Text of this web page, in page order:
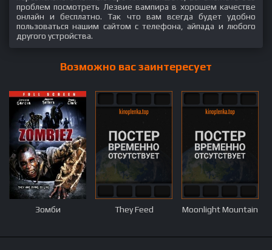
проблем посмотреть Лезвие вампира в хорошем качестве
онлайн и бесплатно. Так что вам всегда будет удобно
пользоваться нашим сайтом с телефона, айпада и любого
другого устройства.
Возможно вас заинтересует
Зомби They Feed Moonlight Mountain